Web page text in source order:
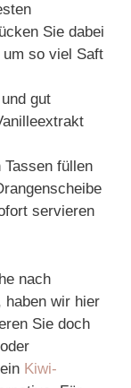
Sie dabei
so viel Saft
gut
Tassen füllen
servieren
nach
haben wir hier
Sie doch
oder
Kiwi-